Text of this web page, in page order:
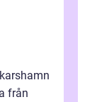
från